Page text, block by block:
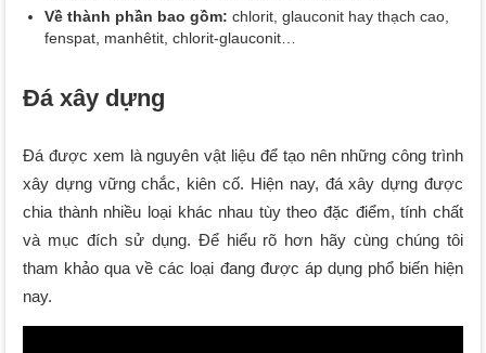
Về thành phần bao gồm: chlorit, glauconit hay thạch cao,
fenspat, manhêtit, chlorit-glauconit…
Đá xây dựng
Đá được xem là nguyên vật liệu để tạo nên những công trình
xây dựng vững chắc, kiên cố. Hiện nay, đá xây dựng được
chia thành nhiều loại khác nhau tùy theo đặc điểm, tính chất
và mục đích sử dụng. Để hiểu rõ hơn hãy cùng chúng tôi
tham khảo qua về các loại đang được áp dụng phổ biến hiện
nay.